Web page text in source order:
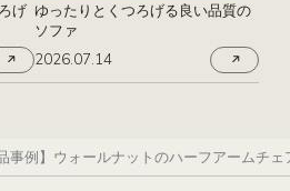
げ ゆったりとくつろげる良い品質の
ソファ
2026.07.14
品事例】ウォールナットのハーフアームチ